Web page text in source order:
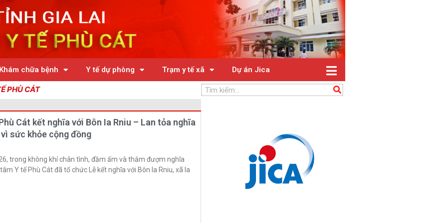
Khám chữa bệnh Y tế dự phòng Trạm y tế xã Dự án Jica
Tìm
kiếm
Cát kết nghĩa với Bôn Ia Rniu – Lan tỏa nghĩa
sức khỏe cộng đồng
trong không khí chân tình, đầm ấm và thắm đượm nghĩa
Y tế Phù Cát đã tổ chức Lễ kết nghĩa với Bôn Ia Rniu, xã Ia
Trang